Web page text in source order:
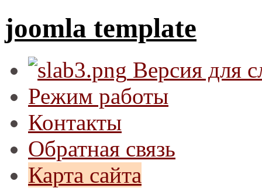
joomla template
Версия для
Режим работы
Контакты
Обратная связь
Карта сайта